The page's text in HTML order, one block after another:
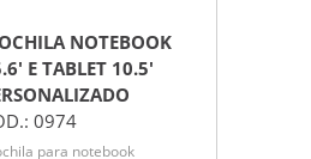
NOTEBOOK
E TABLET 10.5'
0974
para notebook